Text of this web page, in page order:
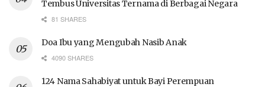
Tembus Universitas Ternama di Berbagai Negara
81 SHARES
Doa Ibu yang Mengubah Nasib Anak
4090 SHARES
124 Nama Sahabiyat untuk Bayi Perempuan